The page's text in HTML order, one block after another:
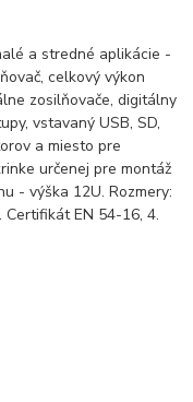
a stredné aplikácie -
celkový výkon
zosilňovače, digitálny
vstavaný USB, SD,
a miesto pre
určenej pre montáž
- výška 12U. Rozmery:
EN 54-16, 4.